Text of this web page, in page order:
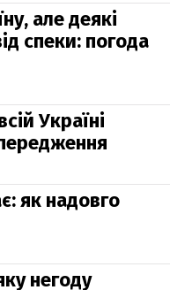
але деякі
спеки: погода
Україні
як надовго
негоду